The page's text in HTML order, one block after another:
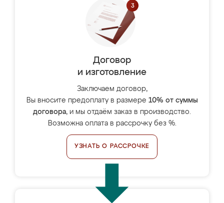
Договор
и изготовление
Заключаем договор,
Вы вносите предоплату в размере 10% от суммы
договора, и мы отдаём заказ в производство.
Возможна оплата в рассрочку без %.
УЗНАТЬ О РАССРОЧКЕ